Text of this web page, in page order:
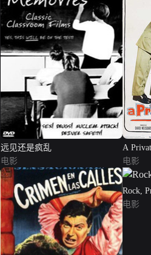
远见还是疯乱
电影
A
电影
Rock,
电影